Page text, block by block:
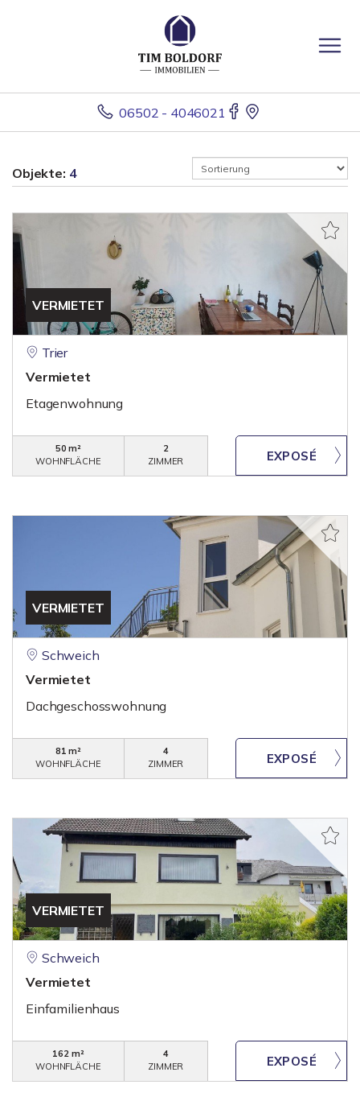
06502 - 4046021
Objekte: 4
VERMIETET
Trier
Vermietet
Etagenwohnung
50 m²
WOHNFLÄCHE
2
ZIMMER
VERMIETET
Schweich
Vermietet
Dachgeschosswohnung
81 m²
WOHNFLÄCHE
4
ZIMMER
VERMIETET
Schweich
Vermietet
Einfamilienhaus
162 m²
WOHNFLÄCHE
4
ZIMMER